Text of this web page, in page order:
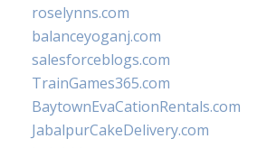
roselynns.com
balanceyoganj.com
salesforceblogs.com
TrainGames365.com
BaytownEvaCationRentals.com
JabalpurCakeDelivery.com